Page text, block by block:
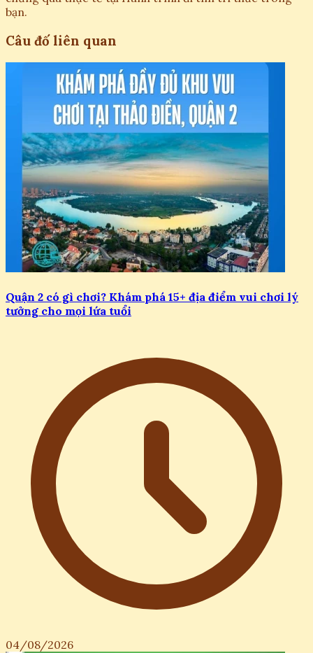
bạn.
Câu đố liên quan
Quận 2 có gì chơi? Khám phá 15+ địa điểm vui chơi lý
tưởng cho mọi lứa tuổi
04/08/2026